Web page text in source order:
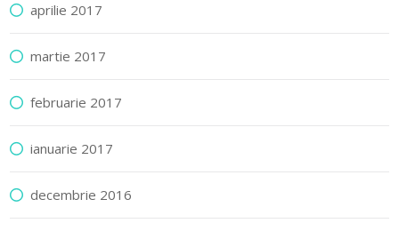
aprilie 2017
martie 2017
februarie 2017
ianuarie 2017
decembrie 2016